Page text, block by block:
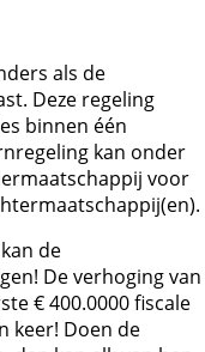
als de
Deze regeling
binnen één
kan onder
voor
de
De verhoging van
€ 400.0000 fiscale
keer! Doen de